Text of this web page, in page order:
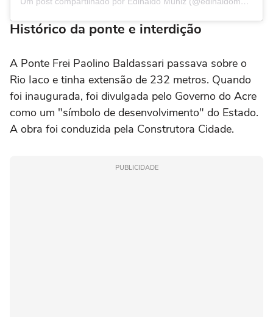
Histórico da ponte e interdição
A Ponte Frei Paolino Baldassari passava sobre o
Rio Iaco e tinha extensão de 232 metros. Quando
foi inaugurada, foi divulgada pelo Governo do Acre
como um "símbolo de desenvolvimento" do Estado.
A obra foi conduzida pela Construtora Cidade.
PUBLICIDADE